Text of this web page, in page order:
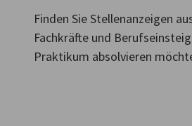
Finden Sie Stellenanzeigen
Fachkräfte und
Praktikum absolvieren